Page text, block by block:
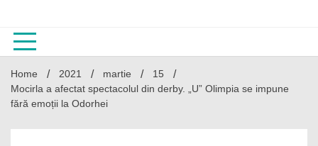
content
Home 2021 martie
15
Mocirla a afectat spectacolul din derby. „U” Olimpia se impune
fără emoții la Odorhei